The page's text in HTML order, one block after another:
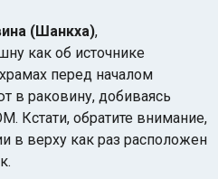
(Шанкха),
как об источнике
перед началом
в раковину, добиваясь
Кстати, обратите внимание,
в верху как раз расположен